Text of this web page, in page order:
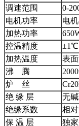
调速范围
0-
电机功率
电
加热功率
控温精度
±1℃
加热温度
表
沸 腾
炉 丝
绝 缘 层
无
绝缘系数
相
保 温 层
独